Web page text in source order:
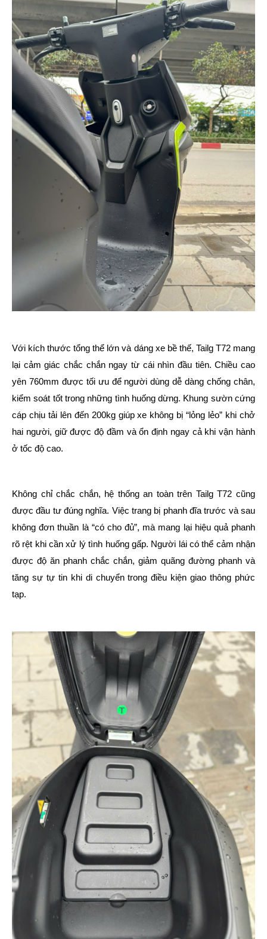
Với kích thước tổng thể lớn và dáng xe bề thế, Tailg T72 mang
lại cảm giác chắc chắn ngay từ cái nhìn đầu tiên. Chiều cao
yên 760mm được tối ưu để người dùng dễ dàng chống chân,
kiểm soát tốt trong những tình huống dừng. Khung sườn cứng
cáp chịu tải lên đến 200kg giúp xe không bị “lỏng lẻo” khi chở
hai người, giữ được độ đầm và ổn định ngay cả khi vận hành
ở tốc độ cao.
Không chỉ chắc chắn, hệ thống an toàn trên Tailg T72 cũng
được đầu tư đúng nghĩa. Việc trang bị phanh đĩa trước và sau
không đơn thuần là “có cho đủ”, mà mang lại hiệu quả phanh
rõ rệt khi cần xử lý tình huống gấp. Người lái có thể cảm nhận
được độ ăn phanh chắc chắn, giảm quãng đường phanh và
tăng sự tự tin khi di chuyển trong điều kiện giao thông phức
tạp.